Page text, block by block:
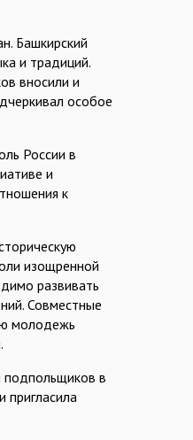
Башкирский
и традиций.
вносили и
особое
России в
и
к
изощренной
развивать
Совместные
молодежь
подпольщиков в